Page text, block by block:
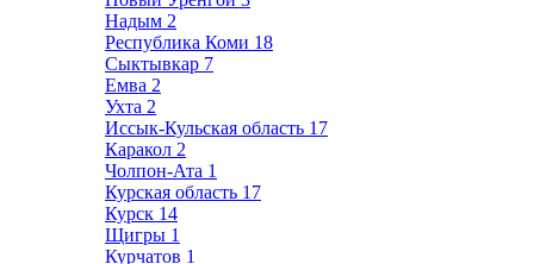
Надым 2
Республика Коми 18
Сыктывкар 7
Емва 2
Ухта 2
Иссык-Кульская область 17
Каракол 2
Чолпон-Ата 1
Курская область 17
Курск 14
Щигры 1
Курчатов 1